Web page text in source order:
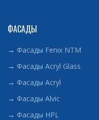
ФАСАДЫ
→ Фасады Fenix NTM
→ Фасады Acryl Glass
→ Фасады Acryl
→ Фасады Alvic
→ Фасады HPL